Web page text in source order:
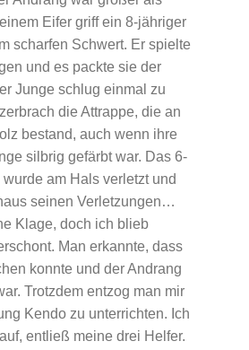
Eifer griff ein 8-jähriger
scharfen Schwert. Er spielte
und es packte sie der
Junge schlug einmal zu
die Attrappe, die an
bestand, auch wenn ihre
silbrig gefärbt war. Das 6-
am Hals verletzt und
seinen Verletzungen…
Klage, doch ich blieb
Man erkannte, dass
konnte und der Andrang
Trotzdem entzog man mir
Kendo zu unterrichten. Ich
entließ meine drei Helfer.